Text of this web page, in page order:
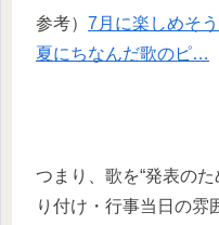
参考） 7月に楽しめそ
夏にちなんだ歌のピ…
つまり、歌を“発表の
り付け・行事当日の雰